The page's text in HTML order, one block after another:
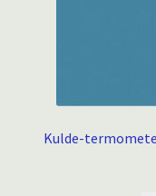
Kulde-